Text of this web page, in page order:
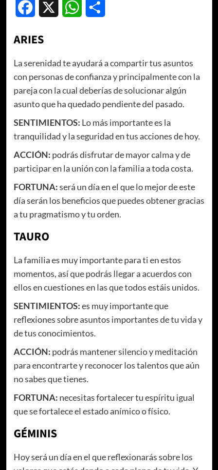
Facebook WhatsApp
ARIES
La serenidad te ayudará a compartir tus asuntos
con personas de confianza y principalmente con la
pareja con la cual deberías de solucionar algún
asunto que ha quedado pendiente del pasado.
SENTIMIENTOS: Lo más importante es la
tranquilidad y la seguridad en tus acciones de hoy.
ACCIÓN: podrás disfrutar de mayor calma y de
participar en la unión con la familia a toda costa.
FORTUNA:será un día en el que lo mejor de este
día serán los beneficios que puedes obtener gracias
a tu pragmatismo y tu orden.
TAURO
La familia es muy importante para ti en estos
momentos, así que podrás llegar a acuerdos con
ellos en cuestiones en las que todos estáis unidos.
SENTIMIENTOS:es muy importante que
reflexiones sobre asuntos importantes de tu vida y
de tus conocimientos.
ACCIÓN: podrás mantener silencio y meditación
para encontrarte y reconocer los talentos que aún
no sabes que tienes.
FORTUNA: necesitas fortalecer tu espíritu igual
que se fortalece el estado anímico o físico.
GÉMINIS
Hoy será un día en el que reflexionarás sobre los